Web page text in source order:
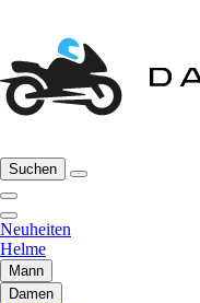
Suchen
Neuheiten
Helme
Mann
Damen